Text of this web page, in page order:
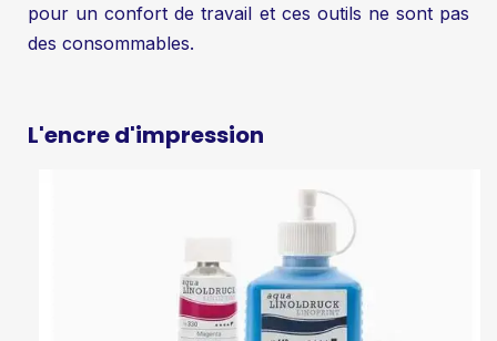
pour un confort de travail et ces outils ne sont pas
des consommables.
L'encre d'impression